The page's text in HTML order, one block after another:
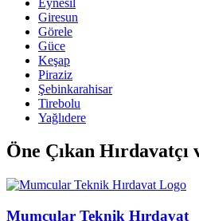
Giresun
Görele
Güce
Keşap
Piraziz
Şebinkarahisar
Tirebolu
Yağlıdere
Öne Çıkan
Mumcular Teknik Hırdavat